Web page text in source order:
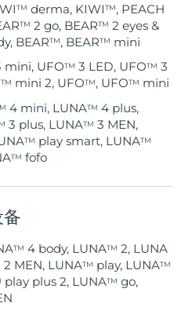
TM derma, KIWITM, PEACH
TM 2 go, BEARTM 2 eyes &
BEARTM, BEARTM mini
mini, UFOTM 3 LED, UFOTM 3
TM mini 2, UFOTM, UFOTM mini
4 mini, LUNATM 4 plus,
3 plus, LUNATM 3 MEN,
TM play smart, LUNATM
TM fofo
TM 4 body, LUNATM 2, LUNA
2 MEN, LUNATM play, LUNATM
play plus 2, LUNATM go,
预计送达日期8/9/26
预计送达日期8/9/26
预计送达日期8/11/26
预计送达日期8/12/26
预计送达日期8/9/26